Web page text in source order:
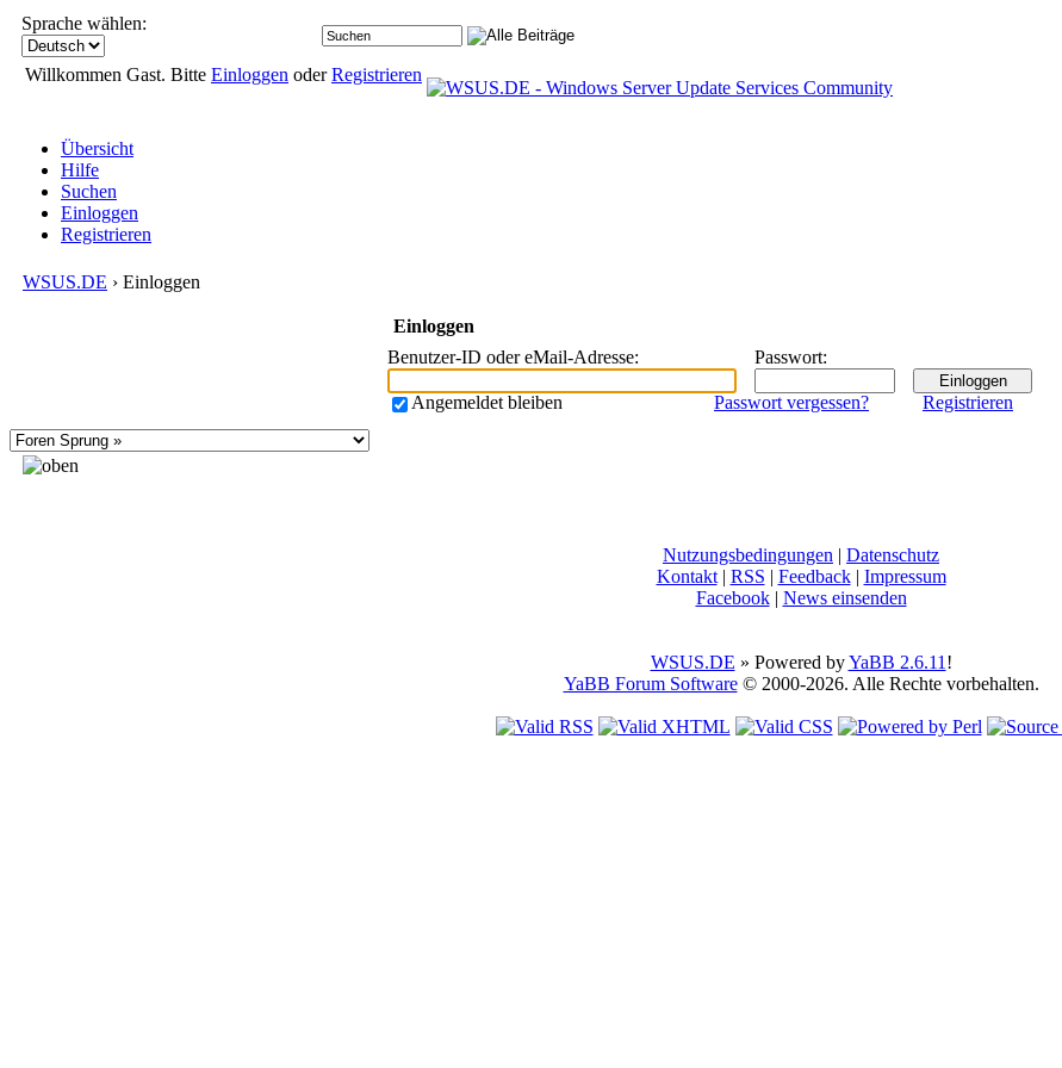
Sprache wählen:
Willkommen Gast. Bitte Einloggen oderRegistrieren
Übersicht
Hilfe
Suchen
Einloggen
Registrieren
WSUS.DE › Einloggen
Einloggen
Benutzer-ID oder eMail-Adresse: Passwort:
Angemeldet bleiben Registrieren
Passwort vergessen?
Nutzungsbedingungen | Datenschutz
Kontakt| RSS | Feedback| Impressum
Facebook| News einsenden
WSUS.DE » Powered byYaBB 2.6.11 !
YaBB Forum Software© 2000-2026. Alle Rechte vorbehalten.